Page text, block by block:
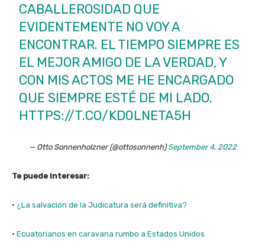
CABALLEROSIDAD QUE
EVIDENTEMENTE NO VOY A
ENCONTRAR. EL TIEMPO SIEMPRE ES
EL MEJOR AMIGO DE LA VERDAD, Y
CON MIS ACTOS ME HE ENCARGADO
QUE SIEMPRE ESTÉ DE MI LADO.
HTTPS://T.CO/KD0LNETA5H
— Otto Sonnenholzner (@ottosonnenh)September 4, 2022
Te puede interesar:
· ¿La salvación de la Judicatura será definitiva?
· Ecuatorianos en caravana rumbo a Estados Unidos